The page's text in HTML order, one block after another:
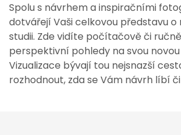
Spolu s návrhem a inspiračními
dotvářejí Vaši celkovou představu o
studii. Zde vidíte počítačově či
perspektivní pohledy na svou
Vizualizace bývají tou nejsnazší
rozhodnout, zda se Vám návrh líbí